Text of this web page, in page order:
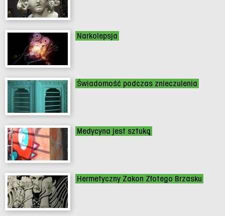
Narkolepsja
Świadomość podczas znieczulenia
Medycyna jest sztuką
Hermetyczny Zakon Złotego Brzasku